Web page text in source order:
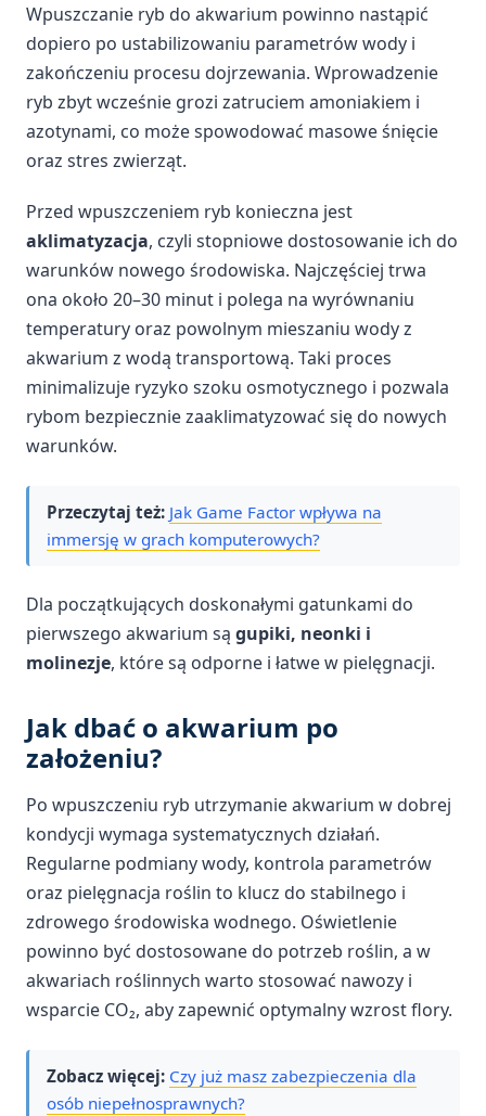
Wpuszczanie ryb do akwarium powinno nastąpić
dopiero po ustabilizowaniu parametrów wody i
zakończeniu procesu dojrzewania. Wprowadzenie
ryb zbyt wcześnie grozi zatruciem amoniakiem i
azotynami, co może spowodować masowe śnięcie
oraz stres zwierząt.
Przed wpuszczeniem ryb konieczna jest
aklimatyzacja, czyli stopniowe dostosowanie ich do
warunków nowego środowiska. Najczęściej trwa
ona około 20–30 minut i polega na wyrównaniu
temperatury oraz powolnym mieszaniu wody z
akwarium z wodą transportową. Taki proces
minimalizuje ryzyko szoku osmotycznego i pozwala
rybom bezpiecznie zaaklimatyzować się do nowych
warunków.
Przeczytaj też: Jak Game Factor wpływa na
immersję w grach komputerowych?
Dla początkujących doskonałymi gatunkami do
pierwszego akwarium są gupiki, neonki i
molinezje, które są odporne i łatwe w pielęgnacji.
Jak dbać o akwarium po
założeniu?
Po wpuszczeniu ryb utrzymanie akwarium w dobrej
kondycji wymaga systematycznych działań.
Regularne podmiany wody, kontrola parametrów
oraz pielęgnacja roślin to klucz do stabilnego i
zdrowego środowiska wodnego. Oświetlenie
powinno być dostosowane do potrzeb roślin, a w
akwariach roślinnych warto stosować nawozy i
wsparcie CO₂, aby zapewnić optymalny wzrost flory.
Zobacz więcej: Czy już masz zabezpieczenia dla
osób niepełnosprawnych?